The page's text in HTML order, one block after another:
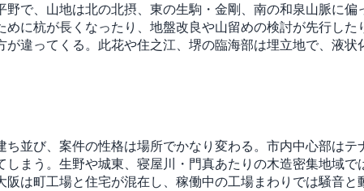
で、山地は北の北摂、東の生駒・金剛、南の和泉山脈に
に杭が長くなったり、地盤改良や山留めの検討が先行し
が違ってくる。此花や住之江、堺の臨海部は埋立地で、液
並び、案件の性格は場所でかなり変わる。市内中心部は
まう。生野や城東、寝屋川・門真あたりの木造密集地域
は町工場と住宅が混在し、稼働中の工場まわりでは騒音